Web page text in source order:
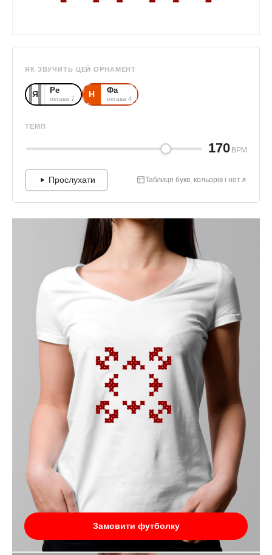
Замовити футболку
ЯК ЗВУЧИТЬ ЦЕЙ ОРНАМЕНТ
Я Ре
октава 7 Н Фа
октава 4
ТЕМП
170 BPM
Прослухати Таблиця букв, кольорів і нот